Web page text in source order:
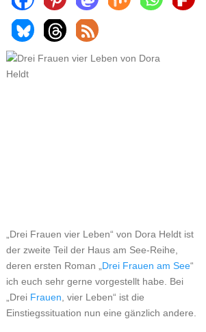
„Drei Frauen vier Leben“ von Dora Heldt ist
der zweite Teil der Haus am See-Reihe,
deren ersten Roman „ Drei Frauen am See“
ich euch sehr gerne vorgestellt habe. Bei
„Drei Frauen , vier Leben“ ist die
Einstiegssituation nun eine gänzlich andere.